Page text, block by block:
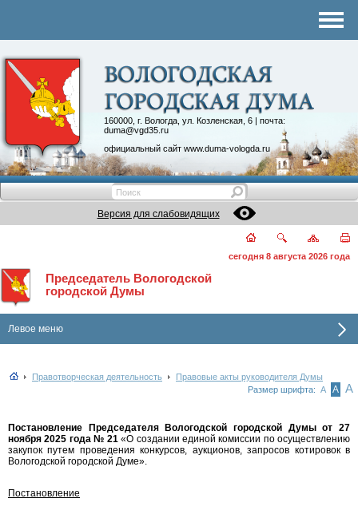
160000, г. Вологда, ул. Козленская, 6 | почта:
duma@vgd35.ru
официальный сайт www.duma-vologda.ru
Контакты
Депутатские объединения
Версия для слабовидящих
сегодня 8 августа 2026 года
Председатель Вологодской
городской Думы
Левое меню
Правотворческая деятельность
Правовые акты руководителя Думы
Размер шрифта: А А А
Постановление Председателя Вологодской городской Думы от 27
ноября 2025 года № 21«О создании единой комиссии по осуществлению
закупок путем проведения конкурсов, аукционов, запросов котировок в
Вологодской городской Думе».
Постановление